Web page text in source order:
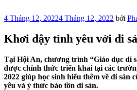
Đăng
4 Tháng 12, 20224 Tháng 12, 2022 bởi
Khơi dậy tình yêu với di
Tại Hội An, chương trình “Giáo dục di
được chính thức triển khai tại các
2022 giúp học sinh hiểu thêm về di sản
yêu và ý thức bảo tồn di sản.